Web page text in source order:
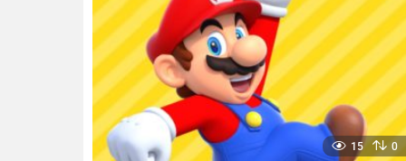
15 0